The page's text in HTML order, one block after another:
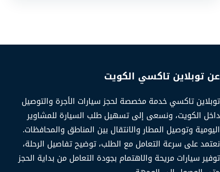
عن توبلاين تاكسي الكويت
توبلاين تاكسي خدمة مخصصة لحجز سيارات الأجرة والتوصيل
داخل الكويت، ونسعى إلى تسهيل طلب السيارة للمشاوير
اليومية وتوصيل المطار والانتقال بين المناطق والمحافظات.
نعتمد على سرعة التعامل مع الطلب، توضيح تفاصيل الرحلة،
توفير سيارات مريحة والاهتمام بجودة التعامل من بداية الحجز